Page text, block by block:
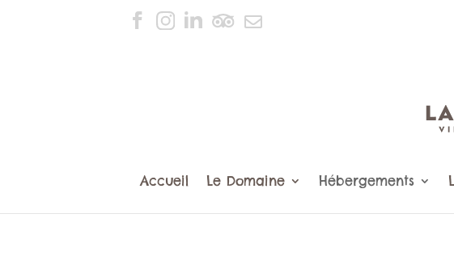
Accueil Le Domaine Hébergements